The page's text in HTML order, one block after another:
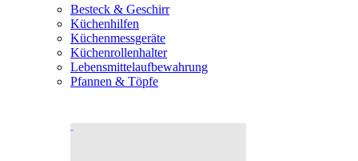
Besteck & Geschirr
Küchenhilfen
Küchenmessgeräte
Küchenrollenhalter
Lebensmittelaufbewahrung
Pfannen & Töpfe